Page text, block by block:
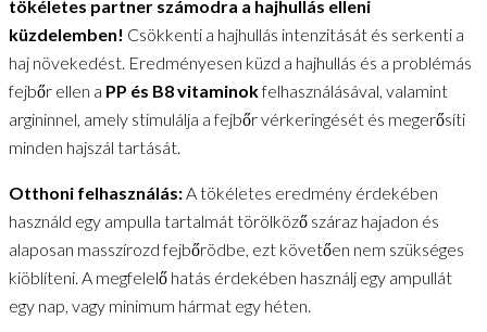
tökéletes partner számodra a hajhullás elleni
küzdelemben! Csökkenti a hajhullás intenzitását és serkenti a
haj növekedést. Eredményesen küzd a hajhullás és a problémás
fejbőr ellen a PP és B8 vitaminokfelhasználásával, valamint
argininnel, amely stimulálja a fejbőr vérkeringését és megerősíti
minden hajszál tartását.
Otthoni felhasználás:A tökéletes eredmény érdekében
használd egy ampulla tartalmát törölköző száraz hajadon és
alaposan masszírozd fejbőrödbe, ezt követően nem szükséges
kiöblíteni. A megfelelő hatás érdekében használj egy ampullát
egy nap, vagy minimum hármat egy héten.